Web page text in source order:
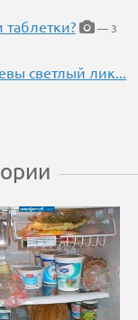
таблетки?
— 3
светлый лик...